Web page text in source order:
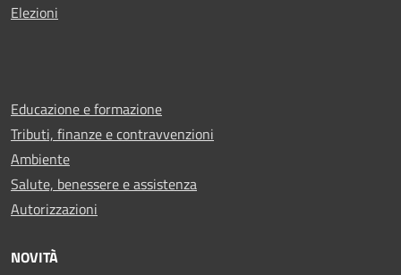
Elezioni
Educazione e formazione
Tributi, finanze e contravvenzioni
Ambiente
Salute, benessere e assistenza
Autorizzazioni
NOVITÀ